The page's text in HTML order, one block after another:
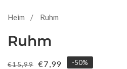
Heim Ruhm
Ruhm
Normaler
€15,99 Verkaufspreis
€7,99 -50%